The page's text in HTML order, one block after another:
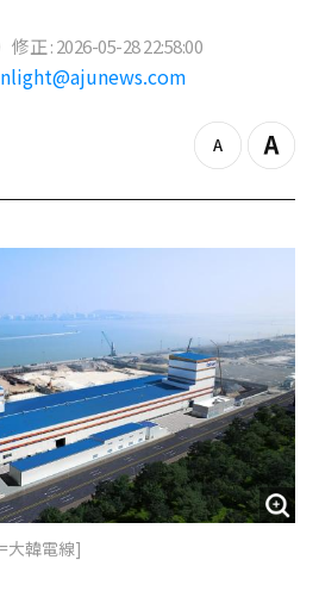
修正 : 2026-05-28 22:58:00
z
o
o
Z
o
i
大韓電線]